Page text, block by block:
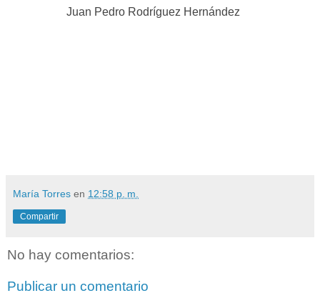
Juan Pedro Rodríguez Hernández
María Torres en 12:58 p. m.
Compartir
No hay comentarios:
Publicar un comentario